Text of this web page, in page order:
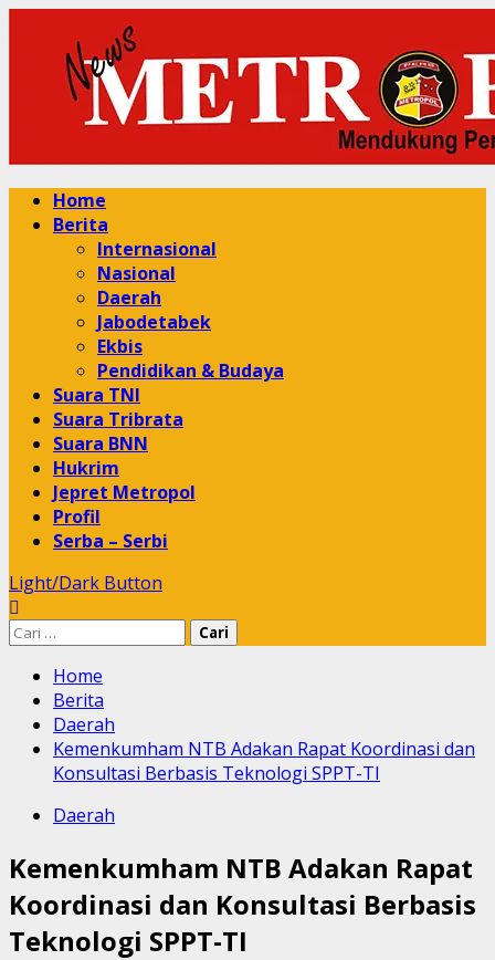
content
Primary
Menu
Home
Berita
Internasional
Nasional
Daerah
Jabodetabek
Ekbis
Pendidikan & Budaya
Suara TNI
Suara Tribrata
Suara BNN
Hukrim
Jepret Metropol
Profil
Serba – Serbi
Light/Dark Button
Cari
Home
Berita
Daerah
Kemenkumham NTB Adakan Rapat Koordinasi dan
Konsultasi Berbasis Teknologi SPPT-TI
Daerah
Kemenkumham NTB Adakan Rapat
Koordinasi dan Konsultasi Berbasis
Teknologi SPPT-TI